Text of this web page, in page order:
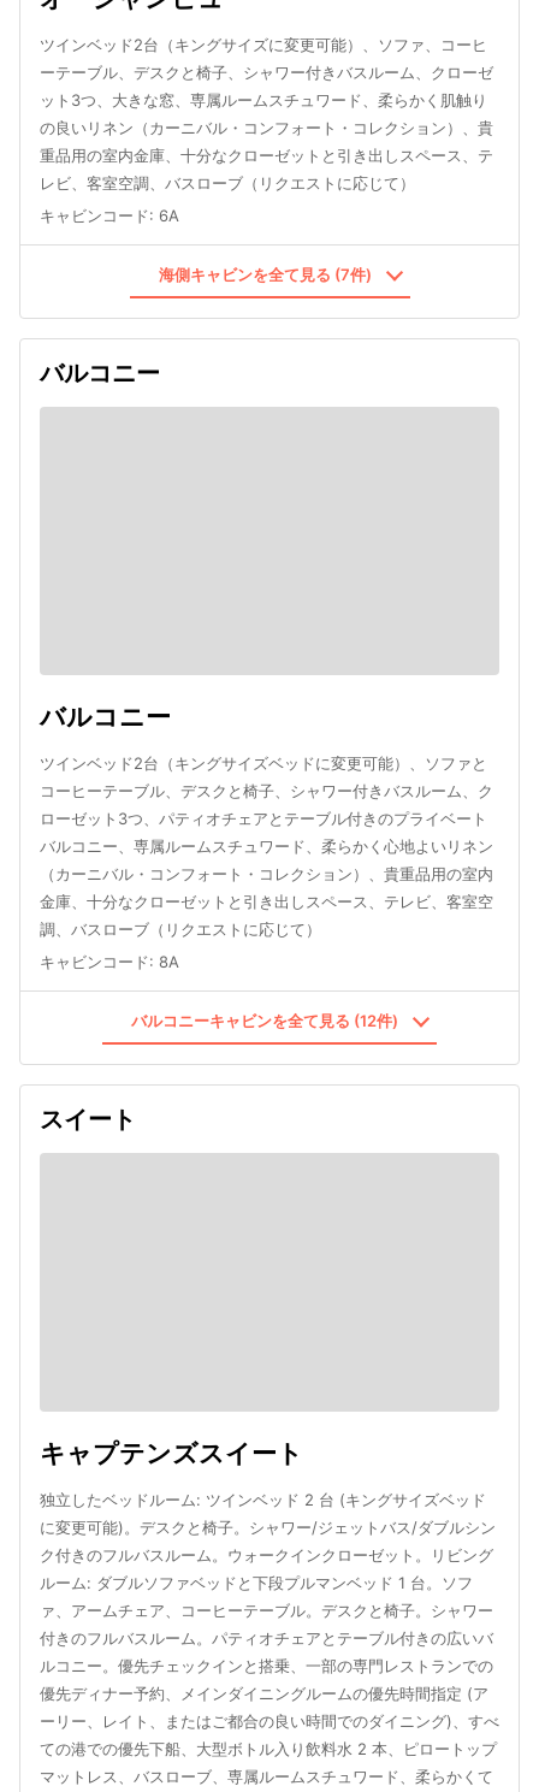
ツインベッド2台（キングサイズに変更可能）、ソファ、コーヒ
ーテーブル、デスクと椅子、シャワー付きバスルーム、クローゼ
ット3つ、大きな窓、専属ルームスチュワード、柔らかく肌触り
の良いリネン（カーニバル・コンフォート・コレクション）、貴
重品用の室内金庫、十分なクローゼットと引き出しスペース、テ
レビ、客室空調、バスローブ（リクエストに応じて）
キャビンコード: 6A
海側キャビンを全て見る (7件)
バルコニー
バルコニー
ツインベッド2台（キングサイズベッドに変更可能）、ソファと
コーヒーテーブル、デスクと椅子、シャワー付きバスルーム、ク
ローゼット3つ、パティオチェアとテーブル付きのプライベート
バルコニー、専属ルームスチュワード、柔らかく心地よいリネン
（カーニバル・コンフォート・コレクション）、貴重品用の室内
金庫、十分なクローゼットと引き出しスペース、テレビ、客室空
調、バスローブ（リクエストに応じて）
キャビンコード: 8A
バルコニーキャビンを全て見る (12件)
スイート
キャプテンズスイート
独立したベッドルーム: ツインベッド 2 台 (キングサイズベッド
に変更可能)。デスクと椅子。シャワー/ジェットバス/ダブルシン
ク付きのフルバスルーム。ウォークインクローゼット。リビング
ルーム: ダブルソファベッドと下段プルマンベッド 1 台。ソフ
ァ、アームチェア、コーヒーテーブル。デスクと椅子。シャワー
付きのフルバスルーム。パティオチェアとテーブル付きの広いバ
ルコニー。優先チェックインと搭乗、一部の専門レストランでの
優先ディナー予約、メインダイニングルームの優先時間指定 (ア
ーリー、レイト、またはご都合の良い時間でのダイニング)、すべ
ての港での優先下船、大型ボトル入り飲料水 2 本、ピロートップ
マットレス、バスローブ、専属ルームスチュワード、柔らかくて